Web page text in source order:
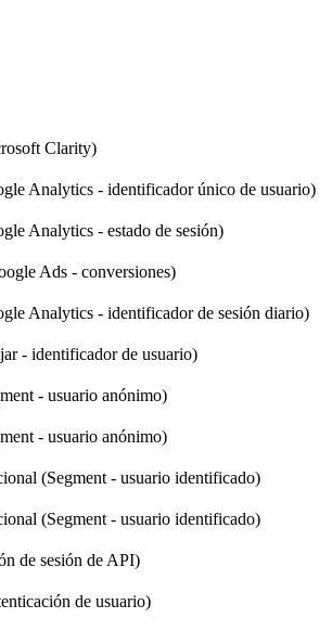
Clarity)
Analytics - identificador único de usuario)
Analytics - estado de sesión)
Ads - conversiones)
Analytics - identificador de sesión diario)
- identificador de usuario)
- usuario anónimo)
- usuario anónimo)
(Segment - usuario identificado)
(Segment - usuario identificado)
de sesión de API)
de usuario)